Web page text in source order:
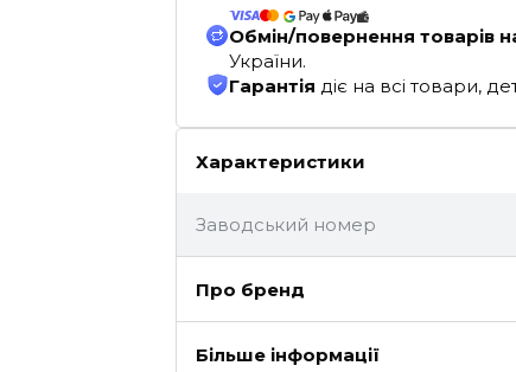
Обмін/повернення товарів
України.
Гарантія діє на всі товари,
Характеристики
Заводський номер
Про бренд
Більше інформації